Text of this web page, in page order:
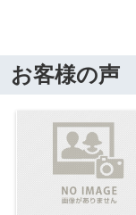
お客様の声